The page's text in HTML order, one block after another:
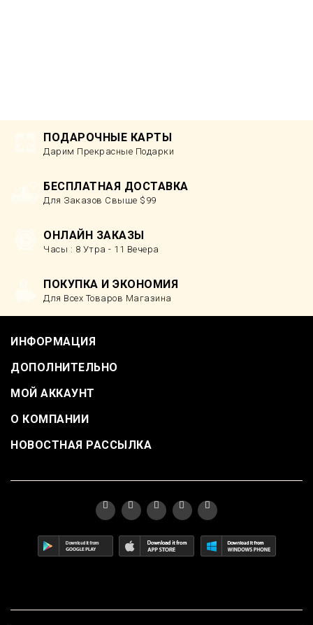
ПОДАРОЧНЫЕ КАРТЫ
Дарим Прекрасные Подарки
БЕСПЛАТНАЯ ДОСТАВКА
Для Заказов Свыше $99
ОНЛАЙН ЗАКАЗЫ
Часы : 8 Утра - 11 Вечера
ПОКУПКА И ЭКОНОМИЯ
Для Всех Товаров Магазина
ИНФОРМАЦИЯ
ДОПОЛНИТЕЛЬНО
МОЙ АККАУНТ
О КОМПАНИИ
НОВОСТНАЯ РАССЫЛКА